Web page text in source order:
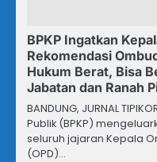
BPKP Ingatkan
Rekomendasi
Hukum Berat, Bisa
Jabatan dan Ranah
BANDUNG, JURNAL
Publik (BPKP)
seluruh jajaran Kepala
(OPD)…